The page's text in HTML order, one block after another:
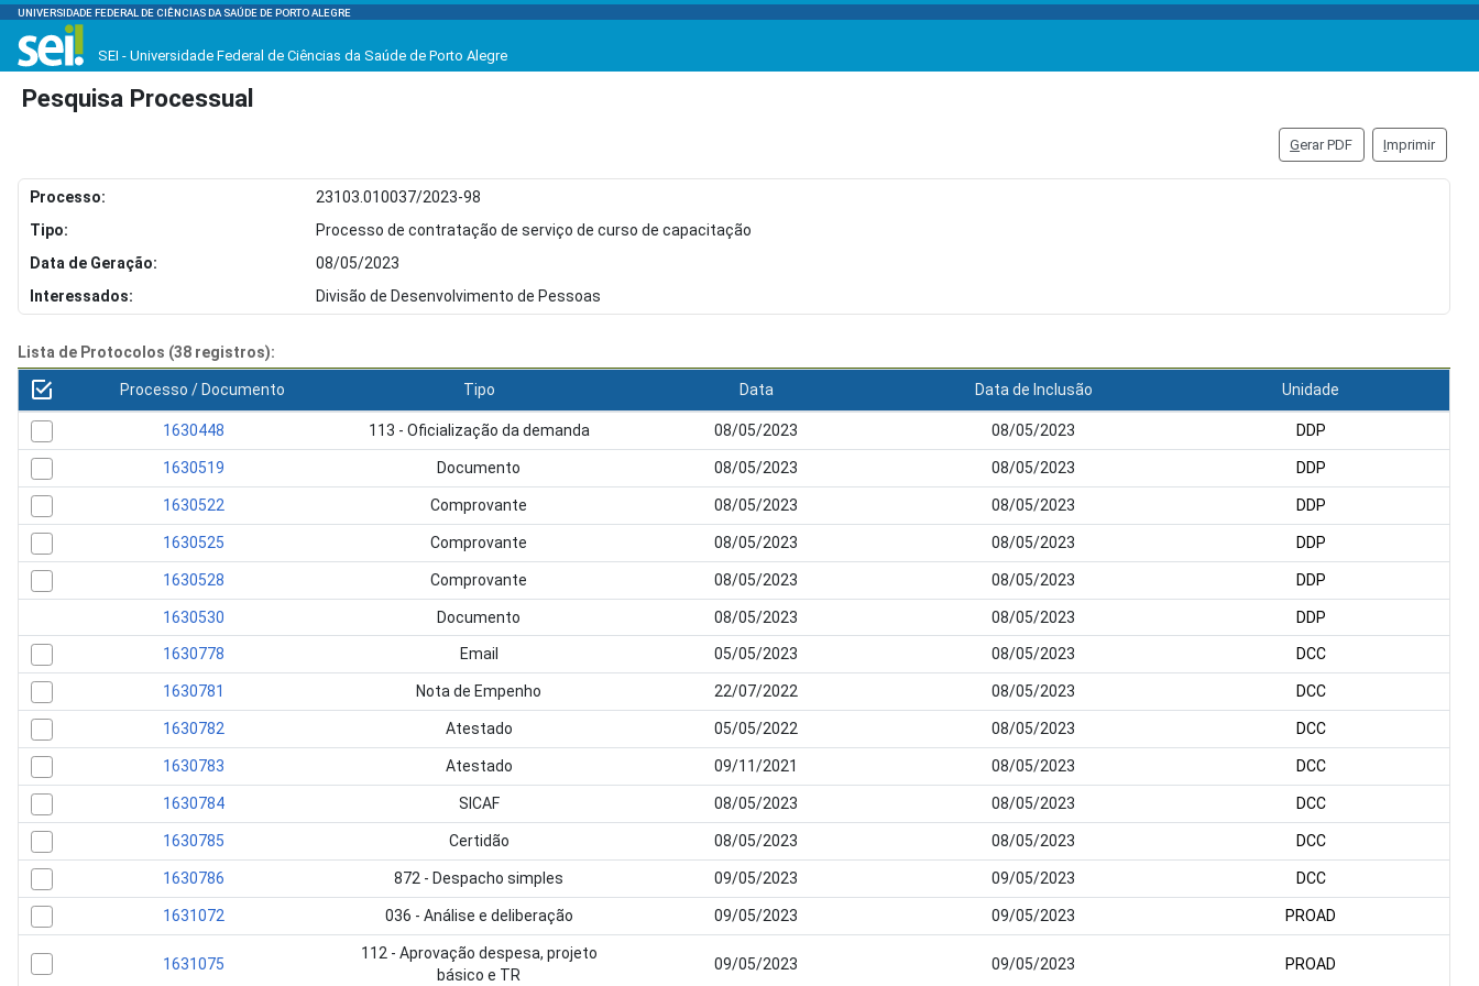
UNIVERSIDADE FEDERAL DE CIÊNCIAS DA SAÚDE DE PORTO ALEGRE
SEI - Universidade Federal de Ciências da Saúde de Porto Alegre
Pesquisa Processual
Gerar PDF Imprimir
Processo:
23103.010037/2023-98
Tipo:
Processo de contratação de serviço de curso de capacitação
Data de Geração:
08/05/2023
Interessados:
Divisão de Desenvolvimento de Pessoas
Lista de Protocolos (38 registros):
Processo / Documento Tipo Data Data de Inclusão Unidade
1630448 113 - Oficialização da demanda 08/05/2023 08/05/2023 DDP
1630519 Documento 08/05/2023 08/05/2023 DDP
1630522 Comprovante 08/05/2023 08/05/2023 DDP
1630525 Comprovante 08/05/2023 08/05/2023 DDP
1630528 Comprovante 08/05/2023 08/05/2023 DDP
1630530 Documento 08/05/2023 08/05/2023 DDP
1630778 Email 05/05/2023 08/05/2023 DCC
1630781 Nota de Empenho 22/07/2022 08/05/2023 DCC
1630782 Atestado 05/05/2022 08/05/2023 DCC
1630783 Atestado 09/11/2021 08/05/2023 DCC
1630784 SICAF 08/05/2023 08/05/2023 DCC
1630785 Certidão 08/05/2023 08/05/2023 DCC
1630786 872 - Despacho simples 09/05/2023 09/05/2023 DCC
1631072 036 - Análise e deliberação 09/05/2023 09/05/2023 PROAD
1631075
112 - Aprovação despesa, projeto
básico e TR
09/05/2023 09/05/2023 PROAD